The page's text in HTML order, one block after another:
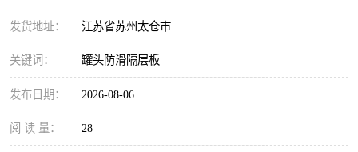
发货地址： 江苏省苏州太仓市
关键词： 罐头防滑隔层板
发布日期： 2026-08-06
阅 读 量： 28